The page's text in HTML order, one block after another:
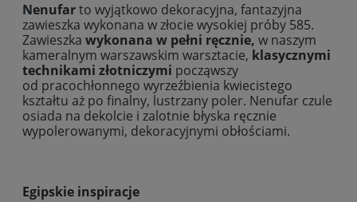
Nenufarto wyjątkowo dekoracyjna, fantazyjna
zawieszka wykonana w złocie wysokiej próby 585.
Zawieszka wykonana w pełni ręcznie, w naszym
kameralnym warszawskim warsztacie, klasycznymi
technikami złotniczymi począwszy
od pracochłonnego wyrzeźbienia kwiecistego
kształtu aż po finalny, lustrzany poler. Nenufar czule
osiada na dekolcie i zalotnie błyska ręcznie
wypolerowanymi, dekoracyjnymi obłościami.
Egipskie inspiracje